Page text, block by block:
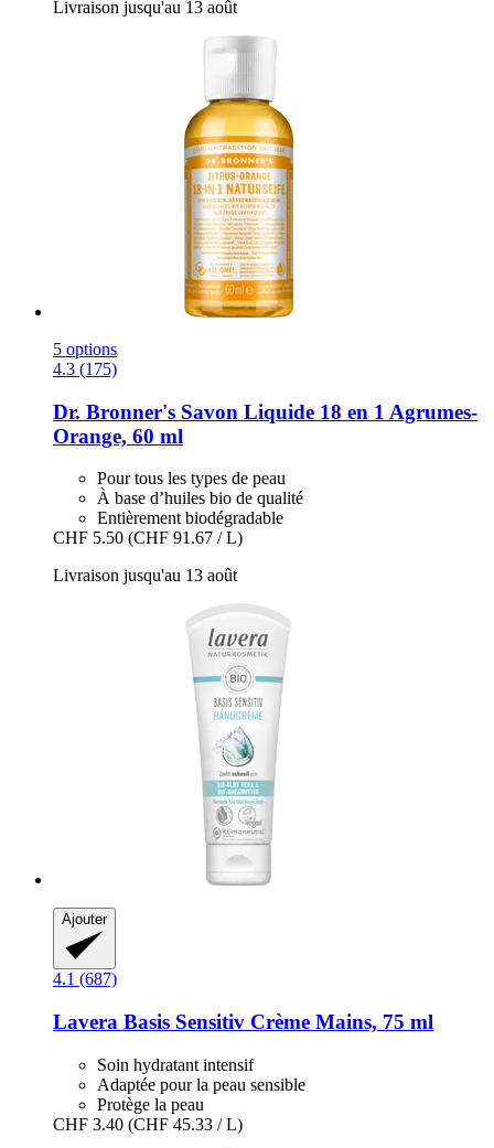
Livraison jusqu'au 13 août
5 options
4.3 (175)
Dr. Bronner's Savon Liquide 18 en 1 Agrumes-​
Orange, 60 ml
Pour tous les types de peau
À base d’huiles bio de qualité
Entièrement biodégradable
CHF 5.50 (CHF 91.67 / L)
Livraison jusqu'au 13 août
Ajouter
4.1 (687)
Lavera Basis Sensitiv Crème Mains, 75 ml
Soin hydratant intensif
Adaptée pour la peau sensible
Protège la peau
CHF 3.40 (CHF 45.33 / L)